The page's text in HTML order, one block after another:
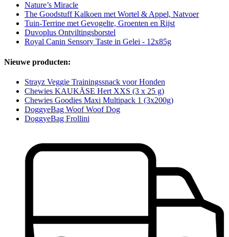
Nature’s Miracle
The Goodstuff Kalkoen met Wortel & Appel, Natvoer
Tuin-Terrine met Gevogelte, Groenten en Rijst
Duvoplus Ontviltingsborstel
Royal Canin Sensory Taste in Gelei - 12x85g
Nieuwe producten:
Strayz Veggie Trainingssnack voor Honden
Chewies KAUKÄSE Hert XXS (3 x 25 g)
Chewies Goodies Maxi Multipack 1 (3x200g)
DoggyeBag Woof Woof Dog
DoggyeBag Frollini